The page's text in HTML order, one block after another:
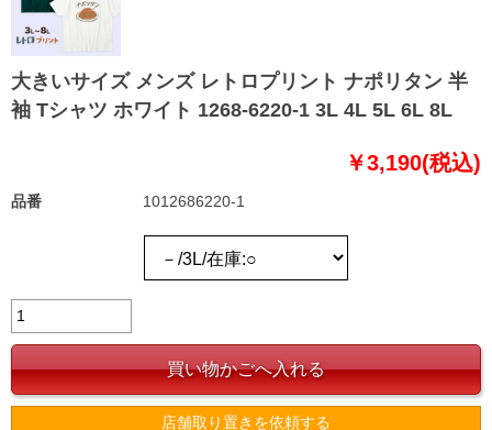
大きいサイズ メンズ レトロプリント ナポリタン 半
袖 Tシャツ ホワイト 1268-6220-1 3L 4L 5L 6L 8L
￥3,190(税込)
品番 1012686220-1
店舗取り置きを依頼する